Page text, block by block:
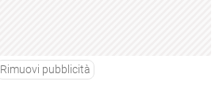
Rimuovi pubblicità